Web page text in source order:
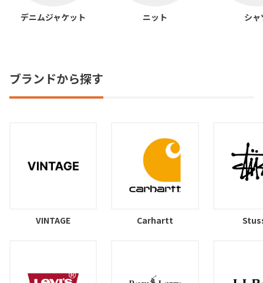
デニムジャケット ニット シャ
ブランドから探す
VINTAGE Carhartt